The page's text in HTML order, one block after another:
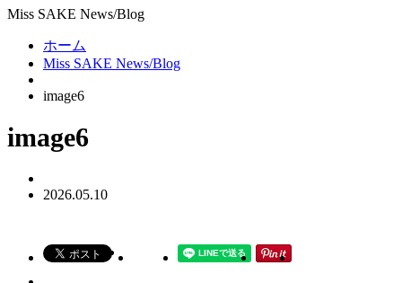
Miss SAKE News/Blog
ホーム
Miss SAKE News/Blog
image6
image6
2026.05.10